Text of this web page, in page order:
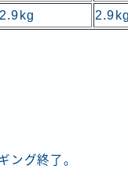
2.9kg
ング終了。